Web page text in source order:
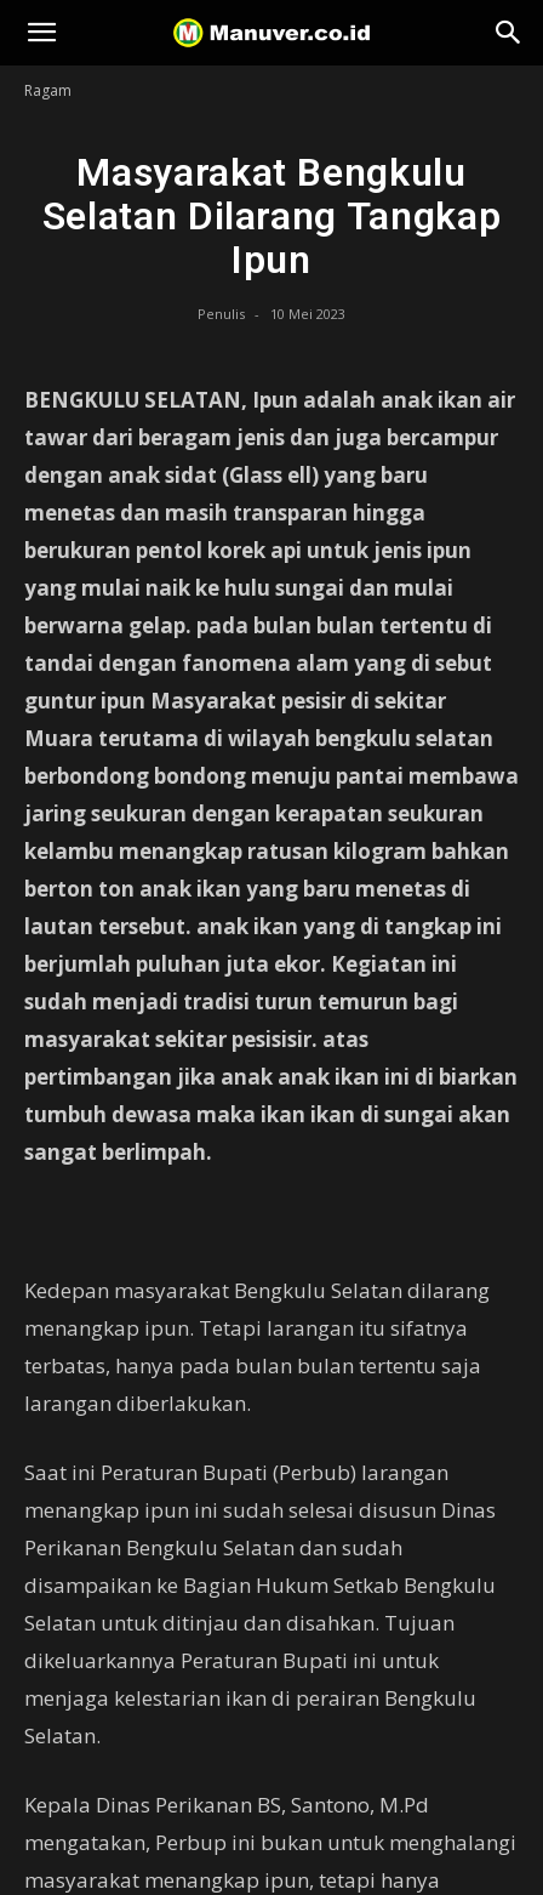
Manuver
Ragam
Masyarakat Bengkulu
Selatan Dilarang Tangkap
Ipun
Penulis - 10 Mei 2023
BENGKULU SELATAN, Ipun adalah anak ikan air
tawar dari beragam jenis dan juga bercampur
dengan anak sidat (Glass ell) yang baru
menetas dan masih transparan hingga
berukuran pentol korek api untuk jenis ipun
yang mulai naik ke hulu sungai dan mulai
berwarna gelap. pada bulan bulan tertentu di
tandai dengan fanomena alam yang di sebut
guntur ipun Masyarakat pesisir di sekitar
Muara terutama di wilayah bengkulu selatan
berbondong bondong menuju pantai membawa
jaring seukuran dengan kerapatan seukuran
kelambu menangkap ratusan kilogram bahkan
berton ton anak ikan yang baru menetas di
lautan tersebut. anak ikan yang di tangkap ini
berjumlah puluhan juta ekor. Kegiatan ini
sudah menjadi tradisi turun temurun bagi
masyarakat sekitar pesisisir. atas
pertimbangan jika anak anak ikan ini di biarkan
tumbuh dewasa maka ikan ikan di sungai akan
sangat berlimpah.
Kedepan masyarakat Bengkulu Selatan dilarang
menangkap ipun. Tetapi larangan itu sifatnya
terbatas, hanya pada bulan bulan tertentu saja
larangan diberlakukan.
Saat ini Peraturan Bupati (Perbub) larangan
menangkap ipun ini sudah selesai disusun Dinas
Perikanan Bengkulu Selatan dan sudah
disampaikan ke Bagian Hukum Setkab Bengkulu
Selatan untuk ditinjau dan disahkan. Tujuan
dikeluarkannya Peraturan Bupati ini untuk
menjaga kelestarian ikan di perairan Bengkulu
Selatan.
Kepala Dinas Perikanan BS, Santono, M.Pd
mengatakan, Perbup ini bukan untuk menghalangi
masyarakat menangkap ipun, tetapi hanya